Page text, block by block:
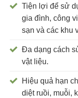
Tiện lợi để sử
gia đình, công
sạn và các khu
Đa dạng cách
vật liệu.
Hiệu quả hạn
diệt ruồi, muỗi,